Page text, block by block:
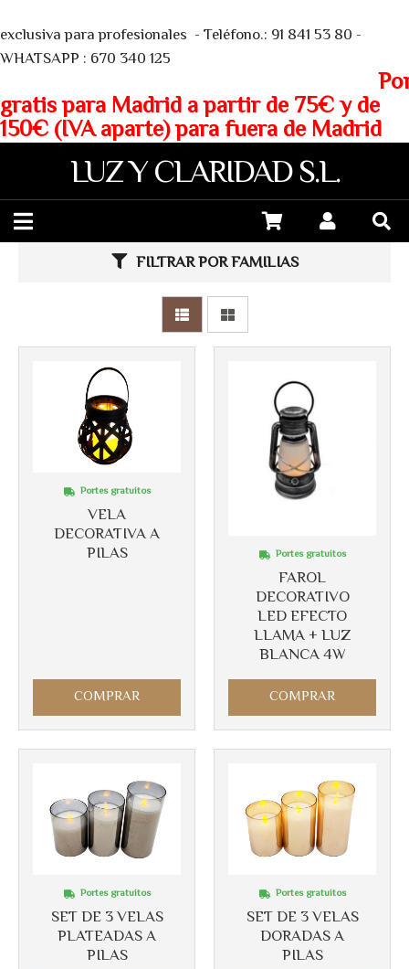
exclusiva para profesionales - Teléfono.: 91 841 53 80 -
WHATSAPP : 670 340 125
gratis para Madrid a partir de 75€ y de
150€ (IVA aparte) para fuera de Madrid
LUZ Y CLARIDAD S.L.
FILTRAR POR FAMILIAS
VELA
DECORATIVA A
PILAS
Portes gratuitos
COMPRAR
FAROL
DECORATIVO
LED EFECTO
LLAMA + LUZ
BLANCA 4W
Portes gratuitos
COMPRAR
SET DE 3 VELAS
PLATEADAS A
PILAS
Portes gratuitos
SET DE 3 VELAS
DORADAS A
PILAS
Portes gratuitos